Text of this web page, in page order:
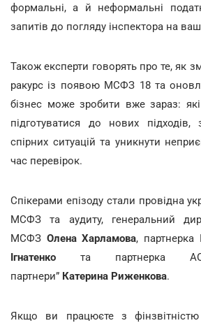
формальні, а й неформальні
запитів до погляду інспектора на
Також експерти говорять про те, як
ракурс із появою МСФЗ 18 та
бізнес може зробити вже зараз:
підготуватися до нових підходів,
спірних ситуацій та уникнути
час перевірок.
Спікерами епізоду стали провідна
МСФЗ та аудиту, генеральний
МСФЗ Олена Харламова,
Ігнатенко та партнерка
партнери” Катерина Риженкова.
Якщо ви працюєте з